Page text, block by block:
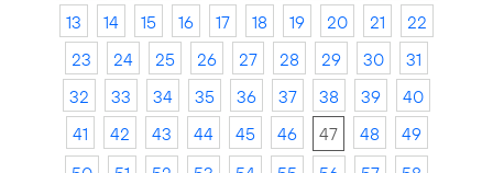
13
14 15 16 17 18 19 20 21
22
23
24 25 26 27 28 29 30
31
32
33 34 35 36 37 38 39
40
41
42 43 44 45 46 47 48
49